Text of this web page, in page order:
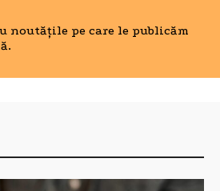
noutățile pe care le publicăm